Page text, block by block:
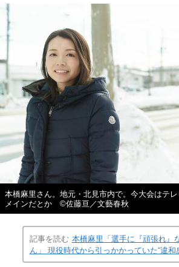
本橋麻里さん。地元・北見市内で。今大会はテ
メインだとか ©️佐藤亘／文藝春秋
記事を読む 本橋麻里「選手に『頑張れ』
ん」 現役時代から引っかかっていた“違和